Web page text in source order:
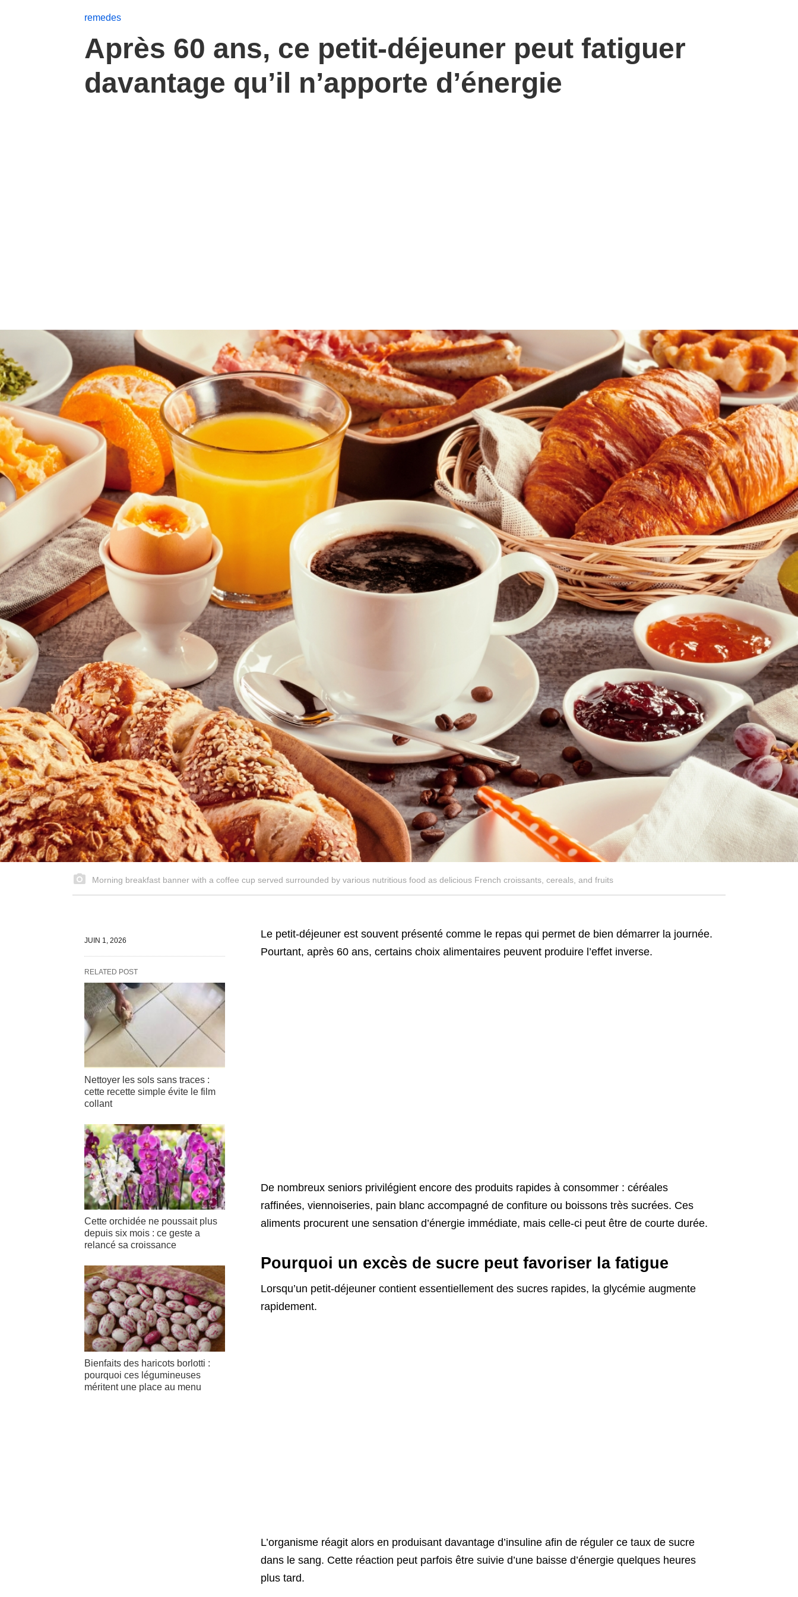
remedes
Après 60 ans, ce petit-déjeuner peut fatiguer
davantage qu’il n’apporte d’énergie
Morning breakfast banner with a coffee cup served surrounded by various nutritious food as delicious French croissants, cereals, and fruits
Le petit-déjeuner est souvent présenté comme le repas qui permet de bien démarrer la journée.
Pourtant, après 60 ans, certains choix alimentaires peuvent produire l’effet inverse.
De nombreux seniors privilégient encore des produits rapides à consommer : céréales
raffinées, viennoiseries, pain blanc accompagné de confiture ou boissons très sucrées. Ces
aliments procurent une sensation d’énergie immédiate, mais celle-ci peut être de courte durée.
Pourquoi un excès de sucre peut favoriser la fatigue
Lorsqu’un petit-déjeuner contient essentiellement des sucres rapides, la glycémie augmente
rapidement.
L’organisme réagit alors en produisant davantage d’insuline afin de réguler ce taux de sucre
dans le sang. Cette réaction peut parfois être suivie d’une baisse d’énergie quelques heures
plus tard.
JUIN 1, 2026
RELATED POST
Nettoyer les sols sans traces :
cette recette simple évite le film
collant
Cette orchidée ne poussait plus
depuis six mois : ce geste a
relancé sa croissance
Bienfaits des haricots borlotti :
pourquoi ces légumineuses
méritent une place au menu